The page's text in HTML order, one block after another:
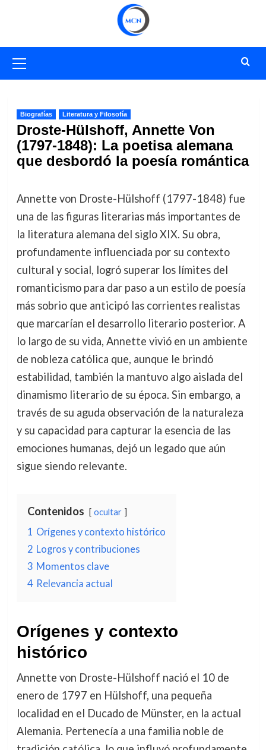
primario
Biografías Literatura y Filosofía
Droste-Hülshoff, Annette Von
(1797-1848): La poetisa alemana
que desbordó la poesía romántica
Annette von Droste-Hülshoff (1797-1848) fue
una de las figuras literarias más importantes de
la literatura alemana del siglo XIX. Su obra,
profundamente influenciada por su contexto
cultural y social, logró superar los límites del
romanticismo para dar paso a un estilo de poesía
más sobrio que anticipó las corrientes realistas
que marcarían el desarrollo literario posterior. A
lo largo de su vida, Annette vivió en un ambiente
de nobleza católica que, aunque le brindó
estabilidad, también la mantuvo algo aislada del
dinamismo literario de su época. Sin embargo, a
través de su aguda observación de la naturaleza
y su capacidad para capturar la esencia de las
emociones humanas, dejó un legado que aún
sigue siendo relevante.
Contenidos ocultar
1 Orígenes y contexto histórico
2 Logros y contribuciones
3 Momentos clave
4 Relevancia actual
Orígenes y contexto
histórico
Annette von Droste-Hülshoff nació el 10 de
enero de 1797 en Hülshoff, una pequeña
localidad en el Ducado de Münster, en la actual
Alemania. Pertenecía a una familia noble de